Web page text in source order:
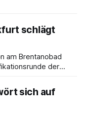
schlägt
am Brentanobad
der
sich auf